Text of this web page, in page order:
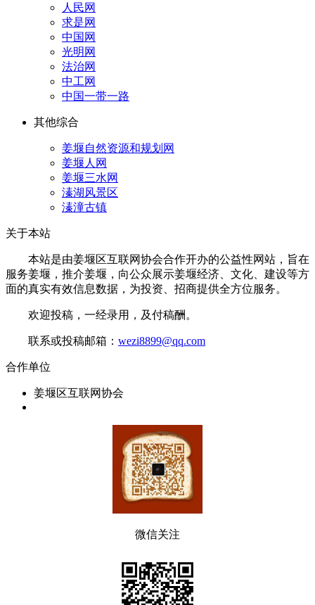
人民网
求是网
中国网
光明网
法治网
中工网
中国一带一路
其他综合
姜堰自然资源和规划网
姜堰人网
姜堰三水网
溱湖风景区
溱潼古镇
关于本站
本站是由姜堰区互联网协会合作开办的公益性网站，旨在
服务姜堰，推介姜堰，向公众展示姜堰经济、文化、建设等方
面的真实有效信息数据，为投资、招商提供全方位服务。
欢迎投稿，一经录用，及付稿酬。
联系或投稿邮箱： wezi8899@qq.com
合作单位
姜堰区互联网协会
微信关注